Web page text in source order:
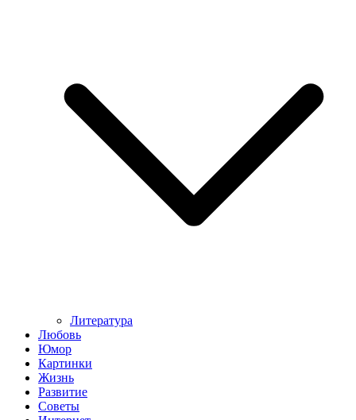
Литература
Любовь
Юмор
Картинки
Жизнь
Развитие
Советы